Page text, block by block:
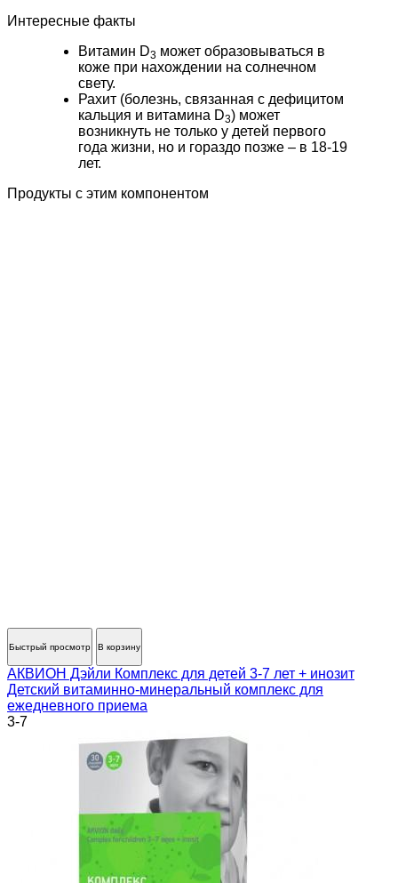
Интересные факты
Витамин D3 может образовываться в
коже при нахождении на солнечном
свету.
Рахит (болезнь, связанная с дефицитом
кальция и витамина D3) может
возникнуть не только у детей первого
года жизни, но и гораздо позже – в 18-19
лет.
Продукты с этим компонентом
Быстрый просмотр В корзину
АКВИОН Дэйли Комплекс для детей 3-7 лет + инозит
Детский витаминно-минеральный комплекс для
ежедневного приема
3-7